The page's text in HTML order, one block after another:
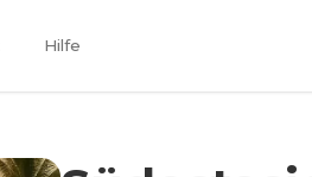
Hilfe